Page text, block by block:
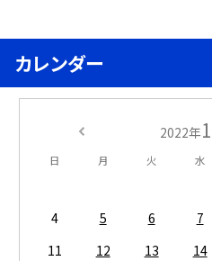
カレンダー
2022年
日 月 火 水
4
5 6 7
11
12 13 14